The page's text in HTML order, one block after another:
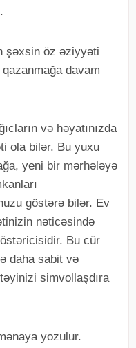
şəxsin öz əziyyəti
davam
və həyatınızda
ola bilər. Bu yuxu
yeni bir mərhələyə
göstərə bilər. Ev
nəticəsində
Bu cür
daha sabit və
simvollaşdıra
yozulur.